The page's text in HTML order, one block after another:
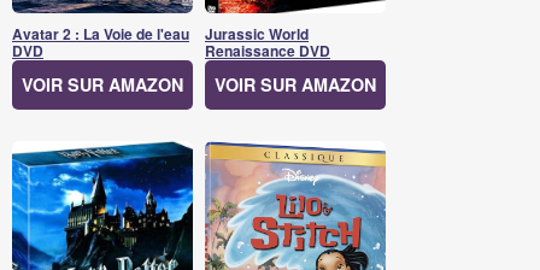
Avatar 2 : La Voie de l'eau
DVD
VOIR SUR AMAZON
Jurassic World
Renaissance DVD
VOIR SUR AMAZON